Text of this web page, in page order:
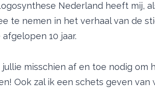
Nederland heeft mij,
te nemen in het verhaal van de
10 jaar.
misschien af en toe nodig om
Ook zal ik een schets geven van